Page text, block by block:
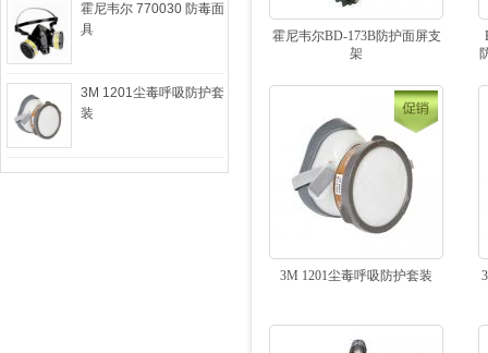
霍尼韦尔 770030 防毒面
具
3M 1201尘毒呼吸防护套
装
霍尼韦尔BD-173B防护面屏支
架
3M 1201尘毒呼吸防护套装